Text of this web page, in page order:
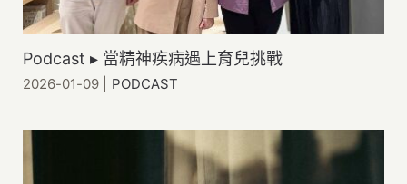
高照顧負荷
MeToo
社福中心與脆弱家庭
實(食)物銀行
Podcast ▸ 當精神疾病遇上育兒挑戰
2026-01-09 PODCAST